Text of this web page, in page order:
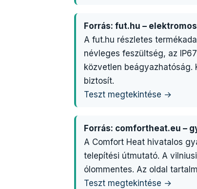
Forrás: fut.hu –
A fut.hu részletes
névleges feszültség, az
közvetlen beágyazhatóság.
biztosít.
Teszt megtekintése →
Forrás: comfortheat.eu –
A Comfort Heat hivatalos
telepítési útmutató. A
ólommentes. Az oldal
Teszt megtekintése →